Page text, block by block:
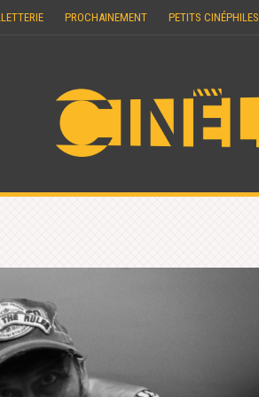
PROCHAINEMENT PETITS CINÉPHILES